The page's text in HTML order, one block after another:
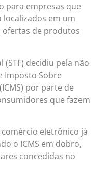
para empresas que
em um
ofertas de produtos
(STF) decidiu pela não
Imposto Sobre
por parte de
que fazem
eletrônico já
o ICMS em dobro,
concedidas no